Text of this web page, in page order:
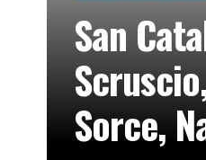
San
Sorce,